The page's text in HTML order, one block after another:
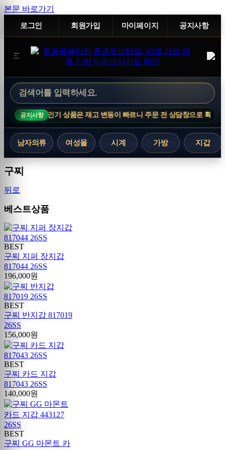
본문 바로가기
로그인 회원가입 마이페이지 공지사항
공지사항
· 인기 상품은 재고 변동이 빠르니 주문 전 상담창으로 확인해 주세요.
남자의류 여성몰 시계 가방 지갑
구찌
뒤로
베스트상품
BEST
구찌 지퍼 장지갑
817044 26SS
196,000원
BEST
구찌 반지갑 817019
26SS
156,000원
BEST
구찌 카드 지갑
817043 26SS
140,000원
BEST
구찌 GG 마몬트 카